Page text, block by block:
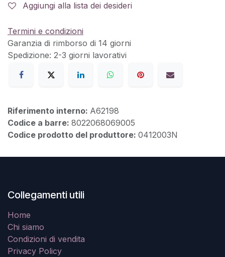
Aggiungi alla lista dei desideri
Termini e condizioni
Garanzia di rimborso di 14 giorni
Spedizione: 2-3 giorni lavorativi
Riferimento interno: A62198
Codice a barre: 8022068069005
Codice prodotto del produttore: 0412003N
Collegamenti utili
Home
Chi siamo
Condizioni di vendita
Privacy Policy